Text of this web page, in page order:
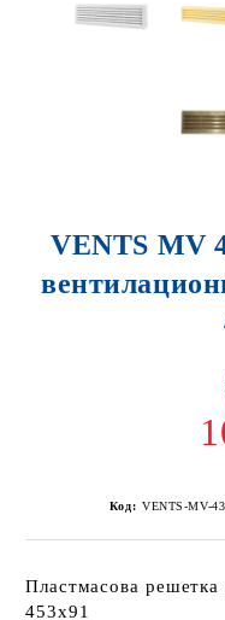
VENTS MV
Код: VENTS-MV-
Пластмасова
453x91